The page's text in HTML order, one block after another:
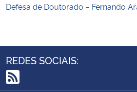
Defesa de Doutorado – Fernando
REDES SOCIAIS: